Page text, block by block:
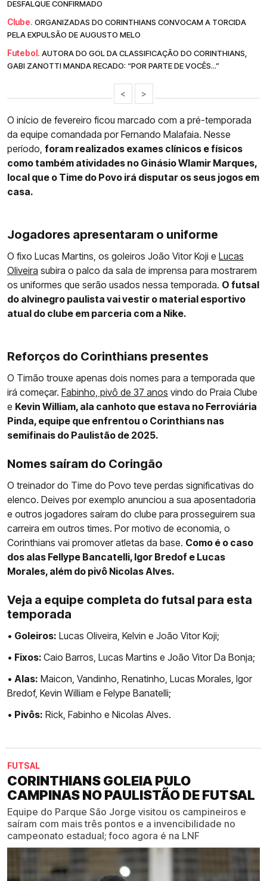
DESFALQUE CONFIRMADO
Clube. ORGANIZADAS DO CORINTHIANS CONVOCAM A TORCIDA
PELA EXPULSÃO DE AUGUSTO MELO
Futebol. AUTORA DO GOL DA CLASSIFICAÇÃO DO CORINTHIANS,
GABI ZANOTTI MANDA RECADO: “POR PARTE DE VOCÊS...”
< >
O início de fevereiro ficou marcado com a pré-temporada
da equipe comandada por Fernando Malafaia. Nesse
período, foram realizados exames clínicos e físicos
como também atividades no Ginásio Wlamir Marques,
local que o Time do Povo irá disputar os seus jogos em
casa.
Jogadores apresentaram o uniforme
O fixo Lucas Martins, os goleiros João Vitor Koji e Lucas
Oliveira subira o palco da sala de imprensa para mostrarem
os uniformes que serão usados nessa temporada. O futsal
do alvinegro paulista vai vestir o material esportivo
atual do clube em parceria com a Nike.
Reforços do Corinthians presentes
O Timão trouxe apenas dois nomes para a temporada que
irá começar. Fabinho, pivô de 37 anos vindo do Praia Clube
e Kevin William, ala canhoto que estava no Ferroviária
Pinda, equipe que enfrentou o Corinthians nas
semifinais do Paulistão de 2025.
Nomes saíram do Coringão
O treinador do Time do Povo teve perdas significativas do
elenco. Deives por exemplo anunciou a sua aposentadoria
e outros jogadores saíram do clube para prosseguirem sua
carreira em outros times. Por motivo de economia, o
Corinthians vai promover atletas da base. Como é o caso
dos alas Fellype Bancatelli, Igor Bredof e Lucas
Morales, além do pivô Nicolas Alves.
Veja a equipe completa do futsal para esta
temporada
• Goleiros: Lucas Oliveira, Kelvin e João Vitor Koji;
• Fixos: Caio Barros, Lucas Martins e João Vitor Da Bonja;
• Alas: Maicon, Vandinho, Renatinho, Lucas Morales, Igor
Bredof, Kevin William e Felype Banatelli;
• Pivôs: Rick, Fabinho e Nicolas Alves.
FUTSAL
CORINTHIANS GOLEIA PULO
CAMPINAS NO PAULISTÃO DE FUTSAL
Equipe do Parque São Jorge visitou os campineiros e
saíram com mais três pontos e a invencibilidade no
campeonato estadual; foco agora é na LNF